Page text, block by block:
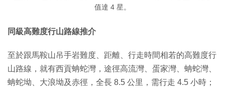
值達 4 星。
同級高難度行山路線推介
至於跟馬鞍山吊手岩難度、距離、行走時間相若的高難度行
山路線，就有西貢蚺蛇灣，途徑高流灣、蛋家灣、蚺蛇灣、
蚺蛇坳、大浪坳及赤徑，全長 8.5 公里，需行走 4.5 小時；